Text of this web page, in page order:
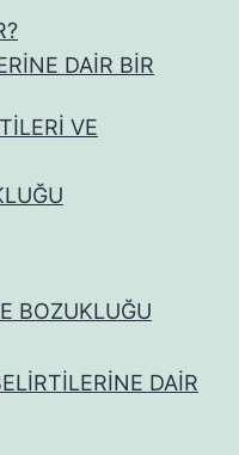
DAİR BİR
VE
BOZUKLUĞU
DAİR